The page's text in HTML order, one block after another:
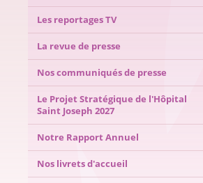
Les reportages TV
La revue de presse
Nos communiqués de presse
Le Projet Stratégique de l'Hôpital
Saint Joseph 2027
Notre Rapport Annuel
Nos livrets d'accueil